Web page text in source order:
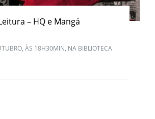
– HQ e Mangá
ÀS 18H30MIN, NA BIBLIOTECA